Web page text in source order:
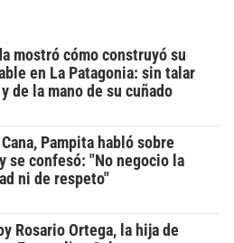
mostró cómo construyó su
en La Patagonia: sin talar
de la mano de su cuñado
Pampita habló sobre
se confesó: "No negocio la
ni de respeto"
Rosario Ortega, la hija de